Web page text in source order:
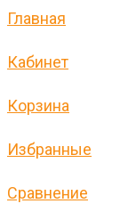
Главная
Кабинет
Корзина
Избранные
Сравнение